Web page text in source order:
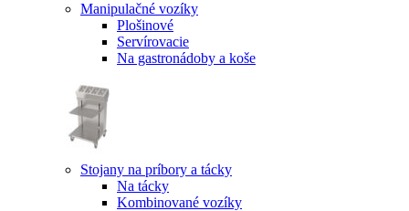
Manipulačné vozíky
Plošinové
Servírovacie
Na gastronádoby a koše
Stojany na príbory a tácky
Na tácky
Kombinované vozíky